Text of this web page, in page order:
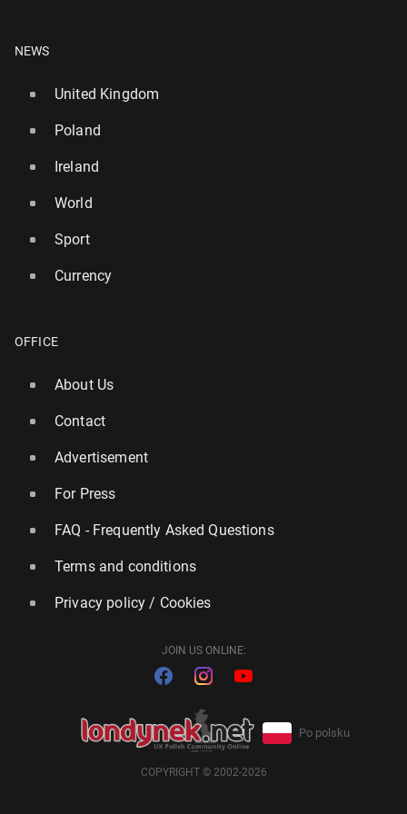
NEWS
United Kingdom
Poland
Ireland
World
Sport
Currency
OFFICE
About Us
Contact
Advertisement
For Press
FAQ - Frequently Asked Questions
Terms and conditions
Privacy policy / Cookies
JOIN US ONLINE:
Po polsku
COPYRIGHT © 2002-2026